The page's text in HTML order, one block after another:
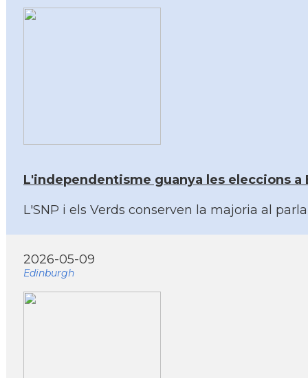
L'independentisme guanya les eleccions a
L'SNP i els Verds conserven la majoria al
2026-05-09
Edinburgh